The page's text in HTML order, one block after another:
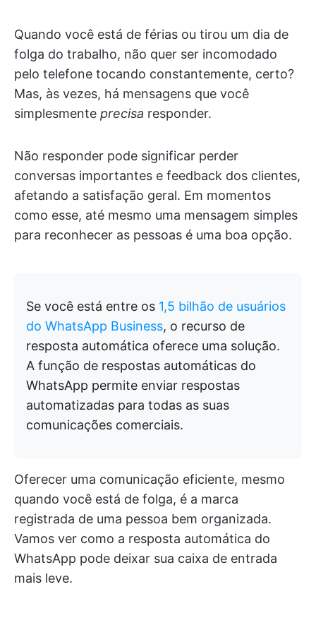
Quando você está de férias ou tirou um dia de
folga do trabalho, não quer ser incomodado
pelo telefone tocando constantemente, certo?
Mas, às vezes, há mensagens que você
simplesmente precisa responder.
Não responder pode significar perder
conversas importantes e feedback dos clientes,
afetando a satisfação geral. Em momentos
como esse, até mesmo uma mensagem simples
para reconhecer as pessoas é uma boa opção.
Se você está entre os 1,5 bilhão de usuários
do WhatsApp Business, o recurso de
resposta automática oferece uma solução.
A função de respostas automáticas do
WhatsApp permite enviar respostas
automatizadas para todas as suas
comunicações comerciais.
Oferecer uma comunicação eficiente, mesmo
quando você está de folga, é a marca
registrada de uma pessoa bem organizada.
Vamos ver como a resposta automática do
WhatsApp pode deixar sua caixa de entrada
mais leve.